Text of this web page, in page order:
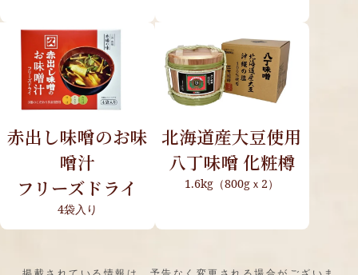
赤出し味噌のお味
噌汁
フリーズドライ
4袋入り
北海道産大豆使用
八丁味噌 化粧樽
1.6kg（800gｘ2）
掲載されている情報は、予告なく変更される場合がございま